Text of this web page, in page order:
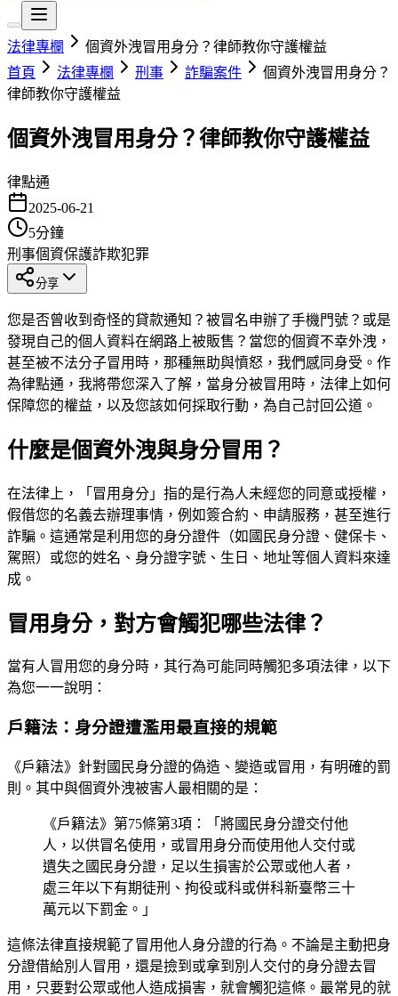
法律專欄
個資外洩冒用身分？律師教你守護權益
首頁
法律專欄 刑事 詐騙案件
個資外洩冒用身分？
律師教你守護權益
個資外洩冒用身分？律師教你守護權益
律點通
2025-06-21
5分鐘
刑事個資保護詐欺犯罪
分享
您是否曾收到奇怪的貸款通知？被冒名申辦了手機門號？或是
發現自己的個人資料在網路上被販售？當您的個資不幸外洩，
甚至被不法分子冒用時，那種無助與憤怒，我們感同身受。作
為律點通，我將帶您深入了解，當身分被冒用時，法律上如何
保障您的權益，以及您該如何採取行動，為自己討回公道。
什麼是個資外洩與身分冒用？
在法律上，「冒用身分」指的是行為人未經您的同意或授權，
假借您的名義去辦理事情，例如簽合約、申請服務，甚至進行
詐騙。這通常是利用您的身分證件（如國民身分證、健保卡、
駕照）或您的姓名、身分證字號、生日、地址等個人資料來達
成。
冒用身分，對方會觸犯哪些法律？
當有人冒用您的身分時，其行為可能同時觸犯多項法律，以下
為您一一說明：
戶籍法：身分證遭濫用最直接的規範
《戶籍法》針對國民身分證的偽造、變造或冒用，有明確的罰
則。其中與個資外洩被害人最相關的是：
《戶籍法》第75條第3項：「將國民身分證交付他
人，以供冒名使用，或冒用身分而使用他人交付或
遺失之國民身分證，足以生損害於公眾或他人者，
處三年以下有期徒刑、拘役或科或併科新臺幣三十
萬元以下罰金。」
這條法律直接規範了冒用他人身分證的行為。不論是主動把身
分證借給別人冒用，還是撿到或拿到別人交付的身分證去冒
用，只要對公眾或他人造成損害，就會觸犯這條。最常見的就